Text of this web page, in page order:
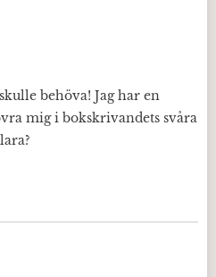
behöva! Jag har en
mig i bokskrivandets svåra